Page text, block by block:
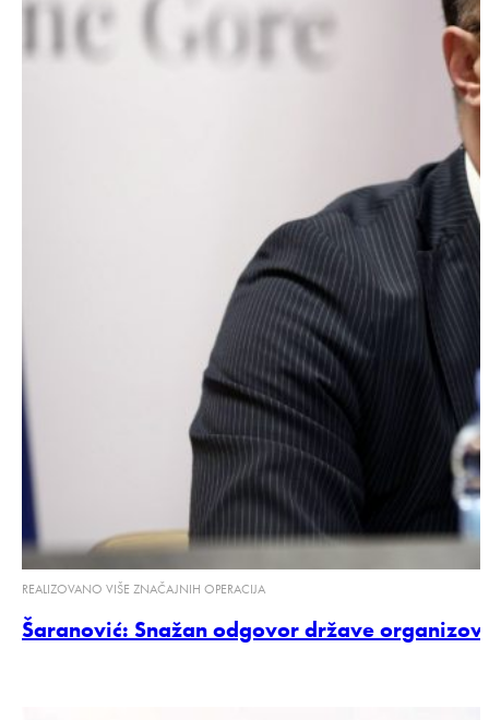
REALIZOVANO VIŠE ZNAČAJNIH OPERACIJA
Šaranović: Snažan odgovor države